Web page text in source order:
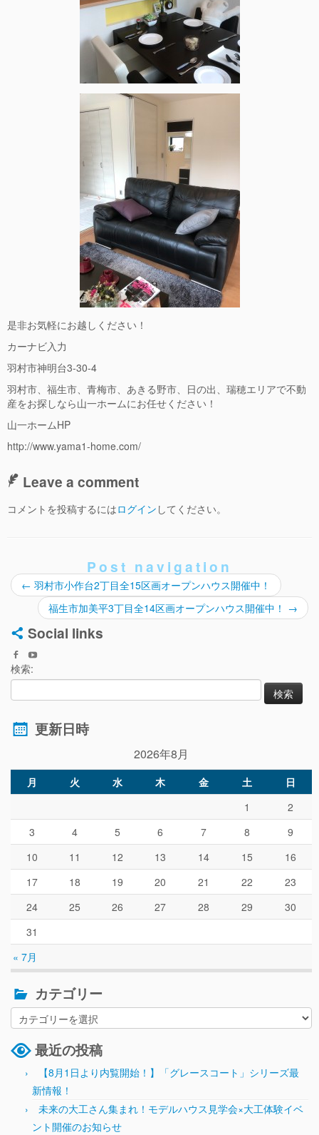
是非お気軽にお越しください！
カーナビ入力
羽村市神明台3-30-4
羽村市、福生市、青梅市、あきる野市、日の出、瑞穂エリアで不動
産をお探しなら山一ホームにお任せください！
山一ホームHP
http://www.yama1-home.com/
Leave a comment
コメントを投稿するにはログイン してください。
Post navigation
← 羽村市小作台2丁目全15区画オープンハウス開催中！
福生市加美平3丁目全14区画オープンハウス開催中！ →
Social links
検索:
更新日時
2026年8月
月 火 水 木 金 土 日
« 7月
1
2
3
4 5 6 7 8
9
10
11 12 13 14 15
16
17
18 19 20 21 22
23
24
25 26 27 28 29
30
31
カテゴリー
最近の投稿
【8月1日より内覧開始！】「グレースコート」シリーズ最
新情報！
未来の大工さん集まれ！モデルハウス見学会×大工体験イベ
ント開催のお知らせ